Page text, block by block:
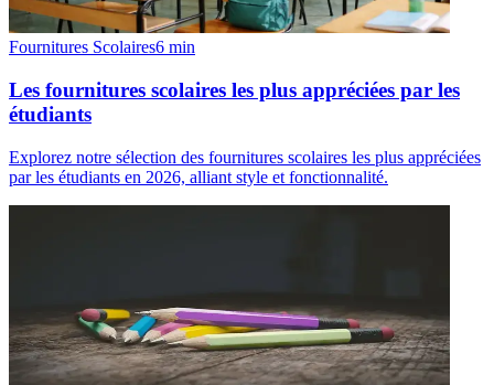
Fournitures Scolaires6 min
Les fournitures scolaires les plus appréciées par les
étudiants
Explorez notre sélection des fournitures scolaires les plus appréciées
par les étudiants en 2026, alliant style et fonctionnalité.